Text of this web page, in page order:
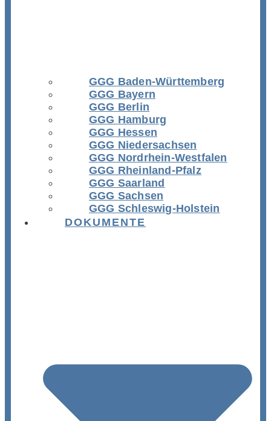
GGG Baden-Württemberg
GGG Bayern
GGG Berlin
GGG Hamburg
GGG Hessen
GGG Niedersachsen
GGG Nordrhein-Westfalen
GGG Rheinland-Pfalz
GGG Saarland
GGG Sachsen
GGG Schleswig-Holstein
DOKUMENTE